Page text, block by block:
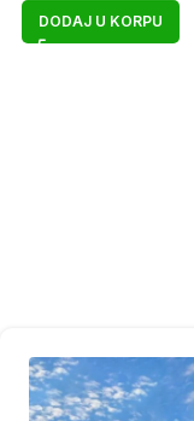
DODAJ U KORPU